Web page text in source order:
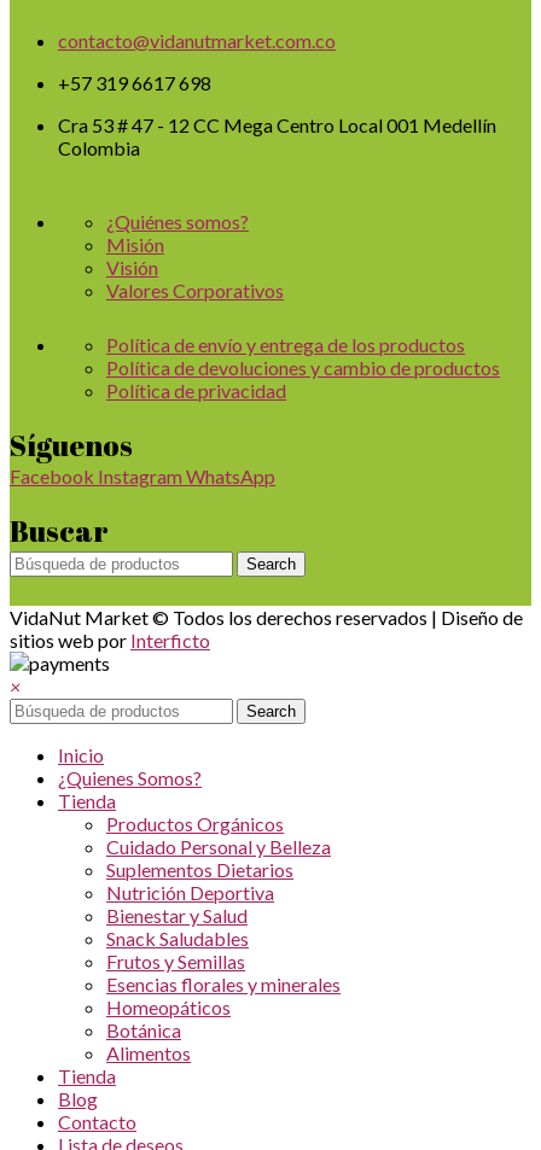
contacto@vidanutmarket.com.co
+57 319 6617 698
Cra 53 # 47 - 12 CC Mega Centro Local 001 Medellín
Colombia
¿Quiénes somos?
Misión
Visión
Valores Corporativos
Política de envío y entrega de los productos
Política de devoluciones y cambio de productos
Política de privacidad
Síguenos
Facebook Instagram WhatsApp
Buscar
Search
VidaNut Market © Todos los derechos reservados | Diseño de
sitios web por Interficto
×
Search
Inicio
¿Quienes Somos?
Tienda
Productos Orgánicos
Cuidado Personal y Belleza
Suplementos Dietarios
Nutrición Deportiva
Bienestar y Salud
Snack Saludables
Frutos y Semillas
Esencias florales y minerales
Homeopáticos
Botánica
Alimentos
Tienda
Blog
Contacto
Lista de deseos